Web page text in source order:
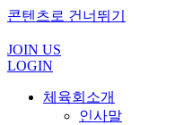
콘텐츠로 건너뛰기
JOIN US
LOGIN
체육회소개
인사말